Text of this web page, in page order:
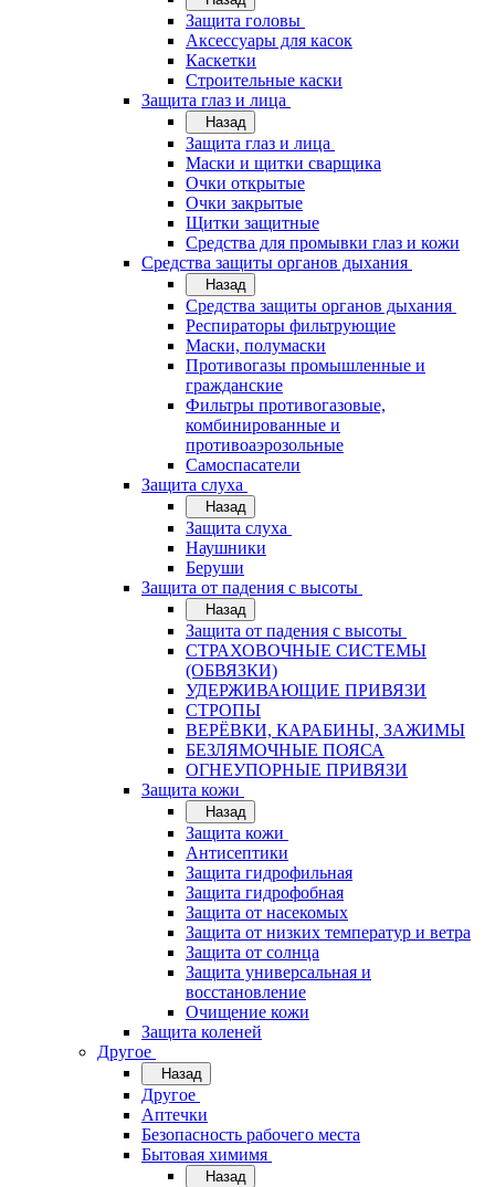
Защита головы
Аксессуары для касок
Каскетки
Строительные каски
Защита глаз и лица
Назад
Защита глаз и лица
Маски и щитки сварщика
Очки открытые
Очки закрытые
Щитки защитные
Средства для промывки глаз и кожи
Средства защиты органов дыхания
Назад
Средства защиты органов дыхания
Респираторы фильтрующие
Маски, полумаски
Противогазы промышленные и
гражданские
Фильтры противогазовые,
комбинированные и
противоаэрозольные
Самоспасатели
Защита слуха
Назад
Защита слуха
Наушники
Беруши
Защита от падения с высоты
Назад
Защита от падения с высоты
СТРАХОВОЧНЫЕ СИСТЕМЫ
(ОБВЯЗКИ)
УДЕРЖИВАЮЩИЕ ПРИВЯЗИ
СТРОПЫ
ВЕРЁВКИ, КАРАБИНЫ, ЗАЖИМЫ
БЕЗЛЯМОЧНЫЕ ПОЯСА
ОГНЕУПОРНЫЕ ПРИВЯЗИ
Защита кожи
Назад
Защита кожи
Антисептики
Защита гидрофильная
Защита гидрофобная
Защита от насекомых
Защита от низких температур и ветра
Защита от солнца
Защита универсальная и
восстановление
Очищение кожи
Защита коленей
Другое
Назад
Другое
Аптечки
Безопасность рабочего места
Бытовая химимя
Назад